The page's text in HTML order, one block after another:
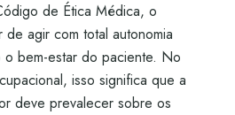
de Ética Médica, o
agir com total autonomia
bem-estar do paciente. No
isso significa que a
deve prevalecer sobre os